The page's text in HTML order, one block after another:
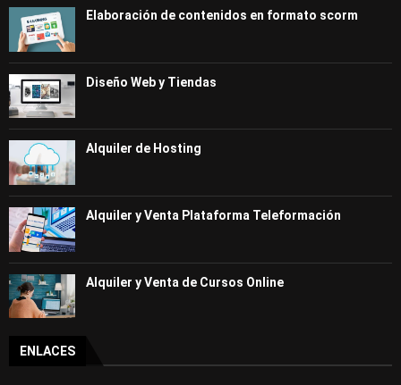
Elaboración de contenidos en formato scorm
Diseño Web y Tiendas
Alquiler de Hosting
Alquiler y Venta Plataforma Teleformación
Alquiler y Venta de Cursos Online
ENLACES